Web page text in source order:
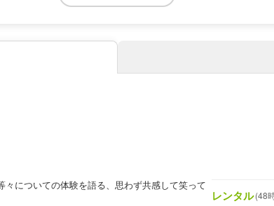
についての体験を語る、思わず共感して笑って
レンタル(48